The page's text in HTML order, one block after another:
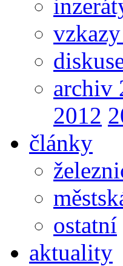
archiv
2012
články
ostatní
aktuality